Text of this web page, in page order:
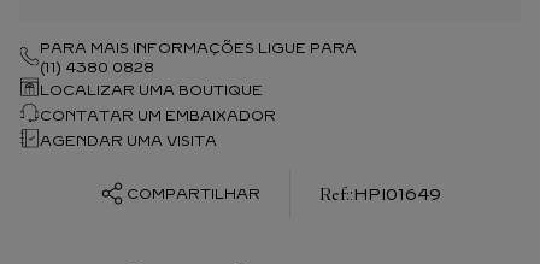
PARA MAIS INFORMAÇÕES LIGUE PARA
(11) 4380 0828
LOCALIZAR UMA BOUTIQUE
CONTATAR UM EMBAIXADOR
AGENDAR UMA VISITA
COMPARTILHAR :HPI01649